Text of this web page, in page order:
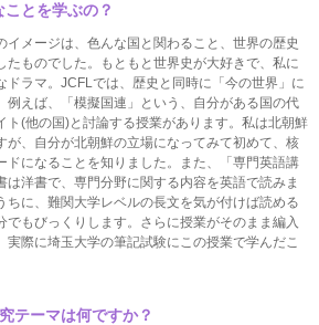
ことを学ぶの？
イメージは、色んな国と関わること、世界の歴史
たものでした。もともと世界史が大好きで、私に
ドラマ。JCFLでは、歴史と同時に「今の世界」に
例えば、「模擬国連」という、自分がある国の代
ト(他の国)と討論する授業があります。私は北朝鮮
が、自分が北朝鮮の立場になってみて初めて、核
ドになることを知りました。また、「専門英語講
は洋書で、専門分野に関する内容を英語で読みま
ちに、難関大学レベルの長文を気が付けば読める
でもびっくりします。さらに授業がそのまま編入
実際に埼玉大学の筆記試験にこの授業で学んだこ
テーマは何ですか？